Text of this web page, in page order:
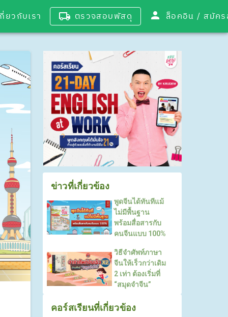
ยวกับเรา ตรวจสอบพัสดุ ล็อคอิน /
ข่าวที่เกี่ยวข้อง
พูดจีนได้ทันทีแม้
ไม่มีพื้นฐาน
พร้อมสื่อสารกับ
คนจีนแบบ 100%
วิธีจำศัพท์ภาษา
จีนให้เร็วกว่าเดิม
2 เท่า ต้องเริ่มที่
“สมุดจำจีน”
คอร์สเรียนที่เกี่ยวข้อง